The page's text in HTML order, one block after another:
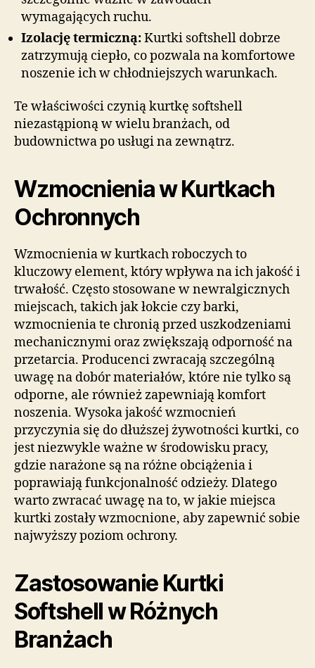
wymagających ruchu.
Izolację termiczną:Kurtki softshell dobrze
zatrzymują ciepło, co pozwala na komfortowe
noszenie ich w chłodniejszych warunkach.
Te właściwości czynią kurtkę softshell
niezastąpioną w wielu branżach, od
budownictwa po usługi na zewnątrz.
Wzmocnienia w Kurtkach
Ochronnych
Wzmocnienia w kurtkach roboczych to
kluczowy element, który wpływa na ich jakość i
trwałość. Często stosowane w newralgicznych
miejscach, takich jak łokcie czy barki,
wzmocnienia te chronią przed uszkodzeniami
mechanicznymi oraz zwiększają odporność na
przetarcia. Producenci zwracają szczególną
uwagę na dobór materiałów, które nie tylko są
odporne, ale również zapewniają komfort
noszenia. Wysoka jakość wzmocnień
przyczynia się do dłuższej żywotności kurtki, co
jest niezwykle ważne w środowisku pracy,
gdzie narażone są na różne obciążenia i
poprawiają funkcjonalność odzieży. Dlatego
warto zwracać uwagę na to, w jakie miejsca
kurtki zostały wzmocnione, aby zapewnić sobie
najwyższy poziom ochrony.
Zastosowanie Kurtki
Softshell w Różnych
Branżach